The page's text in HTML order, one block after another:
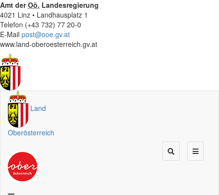
Amt derOö. Landesregierung
4021 Linz • Landhausplatz 1
Telefon (+43 732) 77 20-0
E-Mail post@ooe.gv.at
www.land-oberoesterreich.gv.at
Land
Oberösterreich